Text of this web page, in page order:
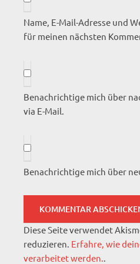
Name, E-Mail-Adresse und
für meinen nächsten
Benachrichtige mich über
via E-Mail.
Benachrichtige mich über
Diese Seite verwendet
reduzieren. Erfahre, wie
verarbeitet werden.